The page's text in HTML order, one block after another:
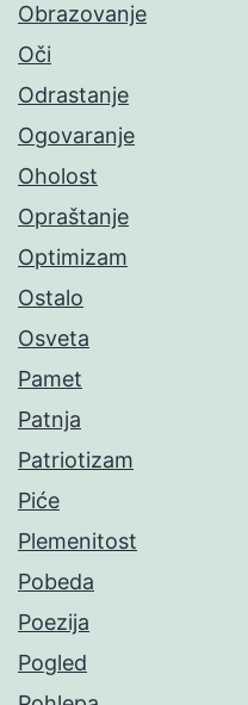
Obrazovanje
Oči
Odrastanje
Ogovaranje
Oholost
Opraštanje
Optimizam
Ostalo
Osveta
Pamet
Patnja
Patriotizam
Piće
Plemenitost
Pobeda
Poezija
Pogled